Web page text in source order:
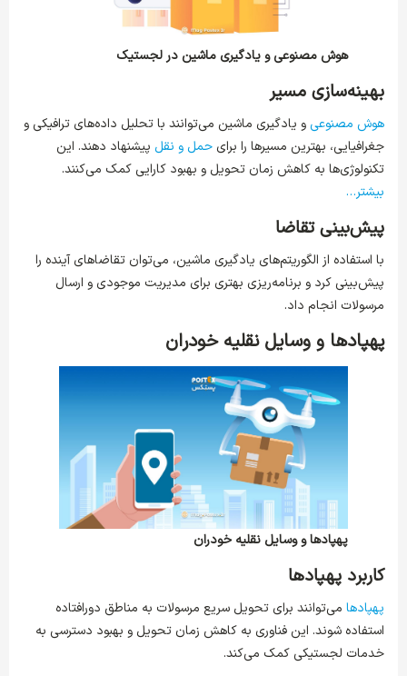
هوش مصنوعی و یادگیری ماشین در لجستیک
بهینه‌سازی مسیر
هوش مصنوعی و یادگیری ماشین می‌توانند با تحلیل داده‌های ترافیکی و
جغرافیایی، بهترین مسیرها را برای حمل و نقل پیشنهاد دهند. این
تکنولوژی‌ها به کاهش زمان تحویل و بهبود کارایی کمک می‌کنند.
بیشتر…
پیش‌بینی تقاضا
با استفاده از الگوریتم‌های یادگیری ماشین، می‌توان تقاضاهای آینده را
پیش‌بینی کرد و برنامه‌ریزی بهتری برای مدیریت موجودی و ارسال
مرسولات انجام داد.
پهپادها و وسایل نقلیه خودران
پهپادها و وسایل نقلیه خودران
کاربرد پهپادها
پهپادها می‌توانند برای تحویل سریع مرسولات به مناطق دورافتاده
استفاده شوند. این فناوری به کاهش زمان تحویل و بهبود دسترسی به
خدمات لجستیکی کمک می‌کند.